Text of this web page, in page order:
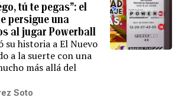
tú te pegas”: el
persigue una
al jugar Powerball
su historia a El Nuevo
a la suerte con una
más allá del
Soto